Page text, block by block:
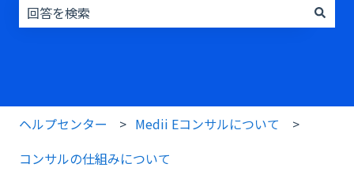
ヘルプセンター
Medii Eコンサルについて
コンサルの仕組みについて